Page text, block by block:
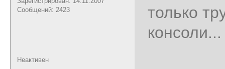
Сообщений: 2423
только
консоли...
Неактивен